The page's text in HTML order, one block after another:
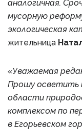
аналогичная.
мусорную
экологическая
жительница
«Уважаемая
Прошу осветить
области
комплексом по
в Егорьевском